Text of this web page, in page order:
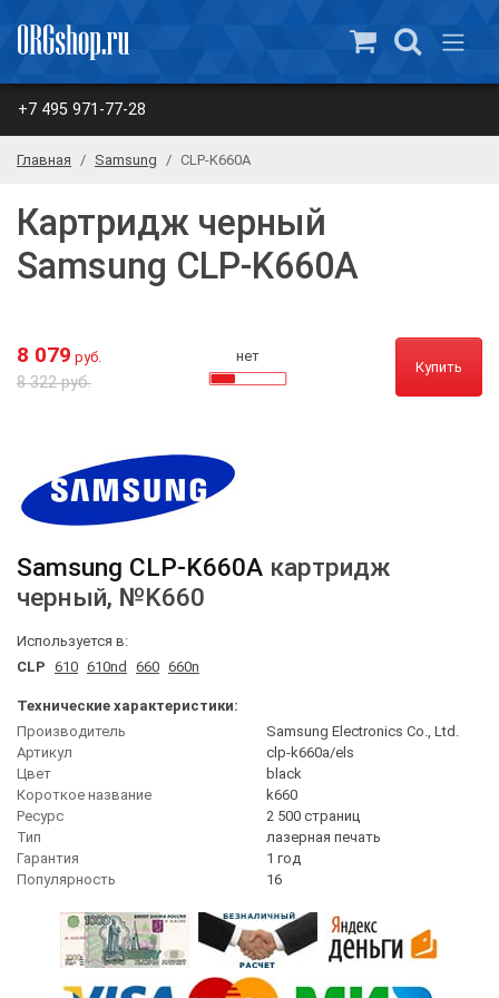
+7 495 971-77-28
Главная Samsung CLP-K660A
Картридж черный
Samsung CLP-K660A
8 079 руб.
8 322 руб.
нет
Купить
Samsung CLP-K660A картридж
черный, №K660
Используется в:
CLP 610 610nd 660 660n
Технические характеристики:
Производитель
Samsung Electronics Co., Ltd.
Артикул
clp-k660a/els
Цвет
black
Короткое название
k660
Ресурс
2 500 страниц
Тип
лазерная печать
Гарантия
1 год
Популярность
16